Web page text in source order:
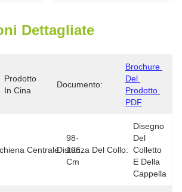
Dettagliate
Prodotto
In Cina
Documento:
Brochure
Del
Prodotto
PDF
Centrale:
98-
106
Cm
Distanza Del Collo:
Disegno
Del
Colletto
E Della
Cappella